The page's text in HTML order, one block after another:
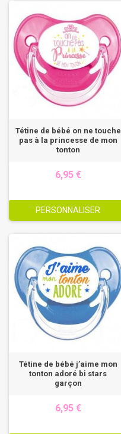
Tétine de bébé on ne touche
pas à la princesse de mon
tonton
6,95 €
PERSONNALISER
Tétine de bébé j’aime mon
tonton adoré bi stars
garçon
6,95 €